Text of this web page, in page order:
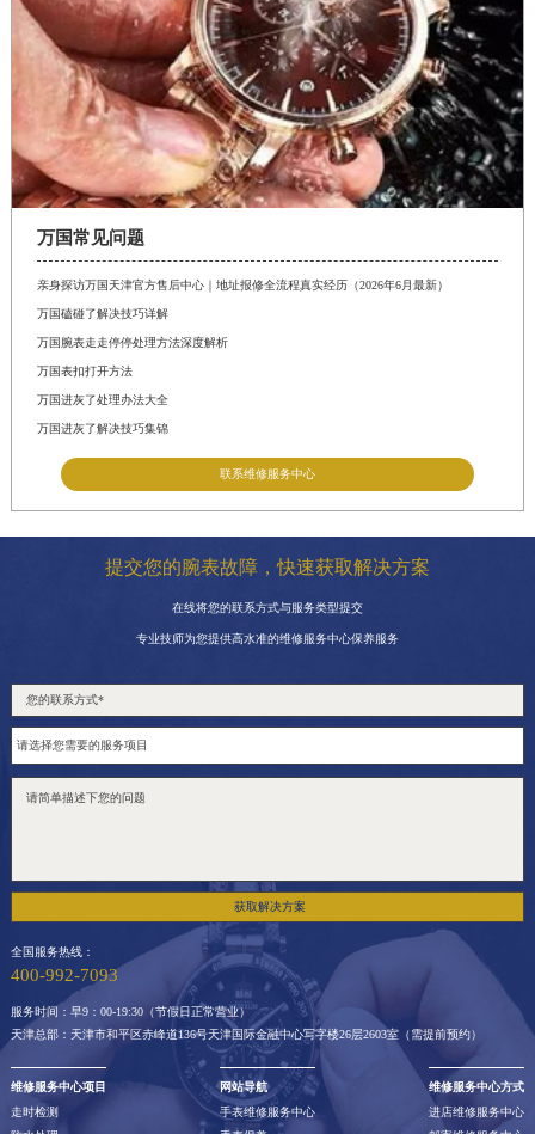
万国常见问题
亲身探访万国天津官方售后中心｜地址报修全流程真实经历（2026年6月最新）
万国磕碰了解决技巧详解
万国腕表走走停停处理方法深度解析
万国表扣打开方法
万国进灰了处理办法大全
万国进灰了解决技巧集锦
联系维修服务中心
提交您的腕表故障，快速获取解决方案
在线将您的联系方式与服务类型提交
专业技师为您提供高水准的维修服务中心保养服务
获取解决方案
全国服务热线：
400-992-7093
服务时间：早9：00-19:30（节假日正常营业）
天津总部：天津市和平区赤峰道136号天津国际金融中心写字楼26层2603室（需提前预约）
维修服务中心项目
走时检测
网站导航
手表维修服务中心
维修服务中心方式
进店维修服务中心